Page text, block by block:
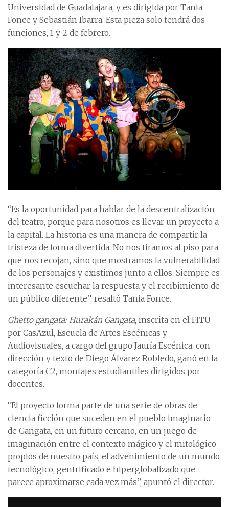
Universidad de Guadalajara, y es dirigida por Tania
Fonce y Sebastián Ibarra. Esta pieza solo tendrá dos
funciones, 1 y 2 de febrero.
“Es la oportunidad para hablar de la descentralización
del teatro, porque para nosotros es llevar un proyecto a
la capital. La historia es una manera de compartir la
tristeza de forma divertida. No nos tiramos al piso para
que nos recojan, sino que mostramos la vulnerabilidad
de los personajes y existimos junto a ellos. Siempre es
interesante escuchar la respuesta y el recibimiento de
un público diferente”, resaltó Tania Fonce.
Ghetto gangata: Hurakán Gangata, inscrita en el FITU
por CasAzul, Escuela de Artes Escénicas y
Audiovisuales, a cargo del grupo Jauría Escénica, con
dirección y texto de Diego Álvarez Robledo, ganó en la
categoría C2, montajes estudiantiles dirigidos por
docentes.
“El proyecto forma parte de una serie de obras de
ciencia ficción que suceden en el pueblo imaginario
de Gangata, en un futuro cercano, en un juego de
imaginación entre el contexto mágico y el mitológico
propios de nuestro país, el advenimiento de un mundo
tecnológico, gentrificado e hiperglobalizado que
parece aproximarse cada vez más”, apuntó el director.